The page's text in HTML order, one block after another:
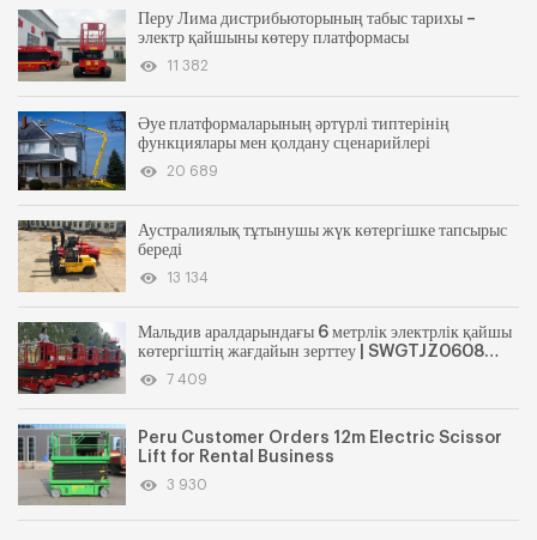
Перу Лима дистрибьюторының табыс тарихы –
электр қайшыны көтеру платформасы
11 382
Әуе платформаларының әртүрлі типтерінің
функциялары мен қолдану сценарийлері
20 689
Аустралиялық тұтынушы жүк көтергішке тапсырыс
береді
13 134
Мальдив аралдарындағы 6 метрлік электрлік қайшы
көтергіштің жағдайын зерттеу | SWGTJZ0608
тамақ өнеркәсібінде қолданылатын өздігінен
жүретін қайшы көтергіш платформасы
7 409
Peru Customer Orders 12m Electric Scissor
Lift for Rental Business
3 930